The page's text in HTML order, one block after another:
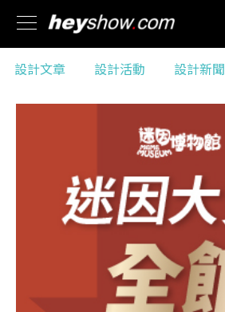
黑秀粉絲團
Facebook
設計文章 設計新聞
設計畫廊
設計工作
Jobs
隱私權政策
Right of Privacy
設計文章 設計活動 設計新聞